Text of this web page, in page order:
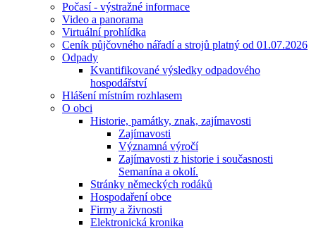
Počasí - výstražné informace
Video a panorama
Virtuální prohlídka
Ceník půjčovného nářadí a strojů platný od 01.07.2026
Odpady
Kvantifikované výsledky odpadového
hospodářství
Hlášení místním rozhlasem
O obci
Historie, památky, znak, zajímavosti
Zajímavosti
Významná výročí
Zajímavosti z historie i současnosti
Semanína a okolí.
Stránky německých rodáků
Hospodaření obce
Firmy a živnosti
Elektronická kronika